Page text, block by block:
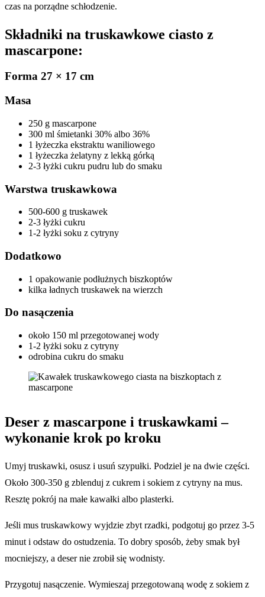
czas na porządne schłodzenie.
Składniki na truskawkowe ciasto z
mascarpone:
Forma 27 × 17 cm
Masa
250 g mascarpone
300 ml śmietanki 30% albo 36%
1 łyżeczka ekstraktu waniliowego
1 łyżeczka żelatyny z lekką górką
2-3 łyżki cukru pudru lub do smaku
Warstwa truskawkowa
500-600 g truskawek
2-3 łyżki cukru
1-2 łyżki soku z cytryny
Dodatkowo
1 opakowanie podłużnych biszkoptów
kilka ładnych truskawek na wierzch
Do nasączenia
około 150 ml przegotowanej wody
1-2 łyżki soku z cytryny
odrobina cukru do smaku
Deser z mascarpone i truskawkami –
wykonanie krok po kroku
Umyj truskawki, osusz i usuń szypułki. Podziel je na dwie części.
Około 300-350 g zblenduj z cukrem i sokiem z cytryny na mus.
Resztę pokrój na małe kawałki albo plasterki.
Jeśli mus truskawkowy wyjdzie zbyt rzadki, podgotuj go przez 3-5
minut i odstaw do ostudzenia. To dobry sposób, żeby smak był
mocniejszy, a deser nie zrobił się wodnisty.
Przygotuj nasączenie. Wymieszaj przegotowaną wodę z sokiem z